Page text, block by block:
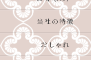
当社の特徴
おしゃれ